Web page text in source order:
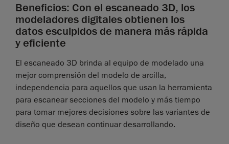
Beneficios: Con el escaneado 3D, los
modeladores digitales obtienen los
datos esculpidos de manera más rápida
y eficiente
El escaneado 3D brinda al equipo de modelado una
mejor comprensión del modelo de arcilla,
independencia para aquellos que usan la herramienta
para escanear secciones del modelo y más tiempo
para tomar mejores decisiones sobre las variantes de
diseño que desean continuar desarrollando.